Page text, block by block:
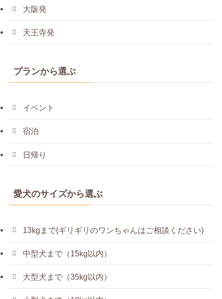
大阪発
天王寺発
プランから選ぶ
イベント
宿泊
日帰り
愛犬のサイズから選ぶ
13kgまで(ギリギリのワンちゃんはご相談ください)
中型犬まで（15kg以内）
大型犬まで（35kg以内）